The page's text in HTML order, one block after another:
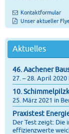
Kontaktformular
Unser aktueller
Aktuelles
46. Aachener
27. – 28. April 2020
10.
25. März 2021 in
Praxistest
Der Test zeigt: Die
effizienz­werte